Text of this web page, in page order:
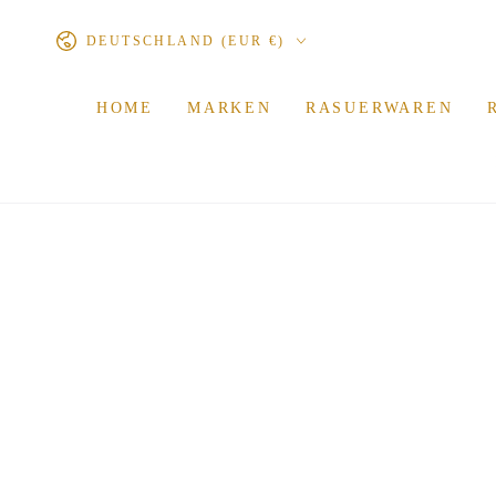
SPRINGEN
Land/Region
DEUTSCHLAND (EUR €)
HOME MARKEN RASUERWAREN